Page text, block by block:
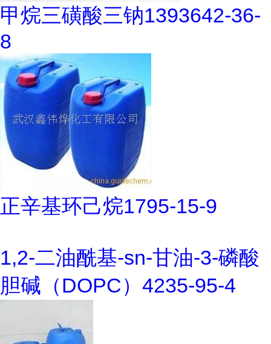
甲烷三磺酸三钠1393642-36-
8
正辛基环己烷1795-15-9
1,2-二油酰基-sn-甘油-3-磷酸
胆碱（DOPC）4235-95-4